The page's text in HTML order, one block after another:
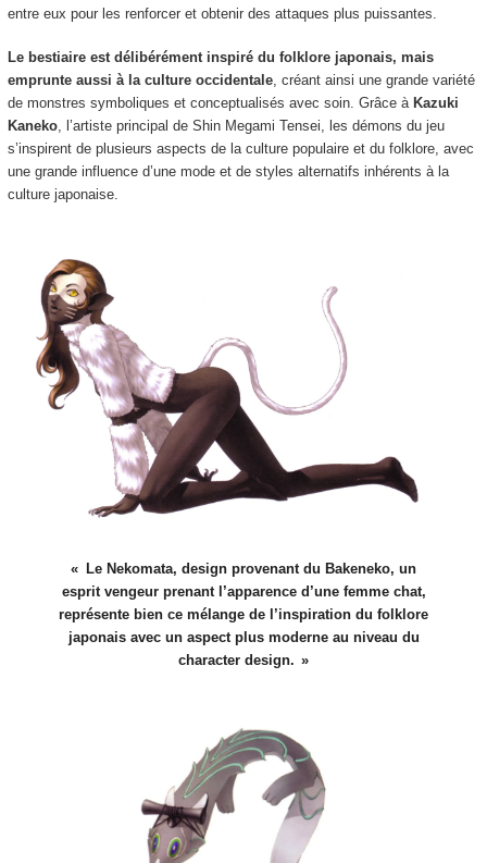
entre eux pour les renforcer et obtenir des attaques plus puissantes.
Le bestiaire est délibérément inspiré du folklore japonais, mais
emprunte aussi à la culture occidentale, créant ainsi une grande variété
de monstres symboliques et conceptualisés avec soin. Grâce à Kazuki
Kaneko, l’artiste principal de Shin Megami Tensei, les démons du jeu
s’inspirent de plusieurs aspects de la culture populaire et du folklore, avec
une grande influence d’une mode et de styles alternatifs inhérents à la
culture japonaise.
Le Nekomata, design provenant du Bakeneko, un
esprit vengeur prenant l’apparence d’une femme chat,
représente bien ce mélange de l’inspiration du folklore
japonais avec un aspect plus moderne au niveau du
character design.